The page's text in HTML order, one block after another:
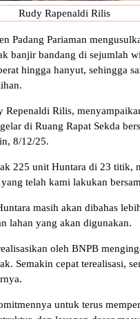
Rudy Rapenaldi Rilis
Padang Pariaman
banjir bandang di sejumlah
hingga hanyut, sehingga
Repenaldi Rilis,
di Ruang Rapat Sekda
8/12/25.
225 unit Huntara di 23 titik,
telah kami lakukan
masih akan dibahas
lahan yang akan digunakan.
oleh BNPB
Semakin cepat terealisasi,
untuk terus